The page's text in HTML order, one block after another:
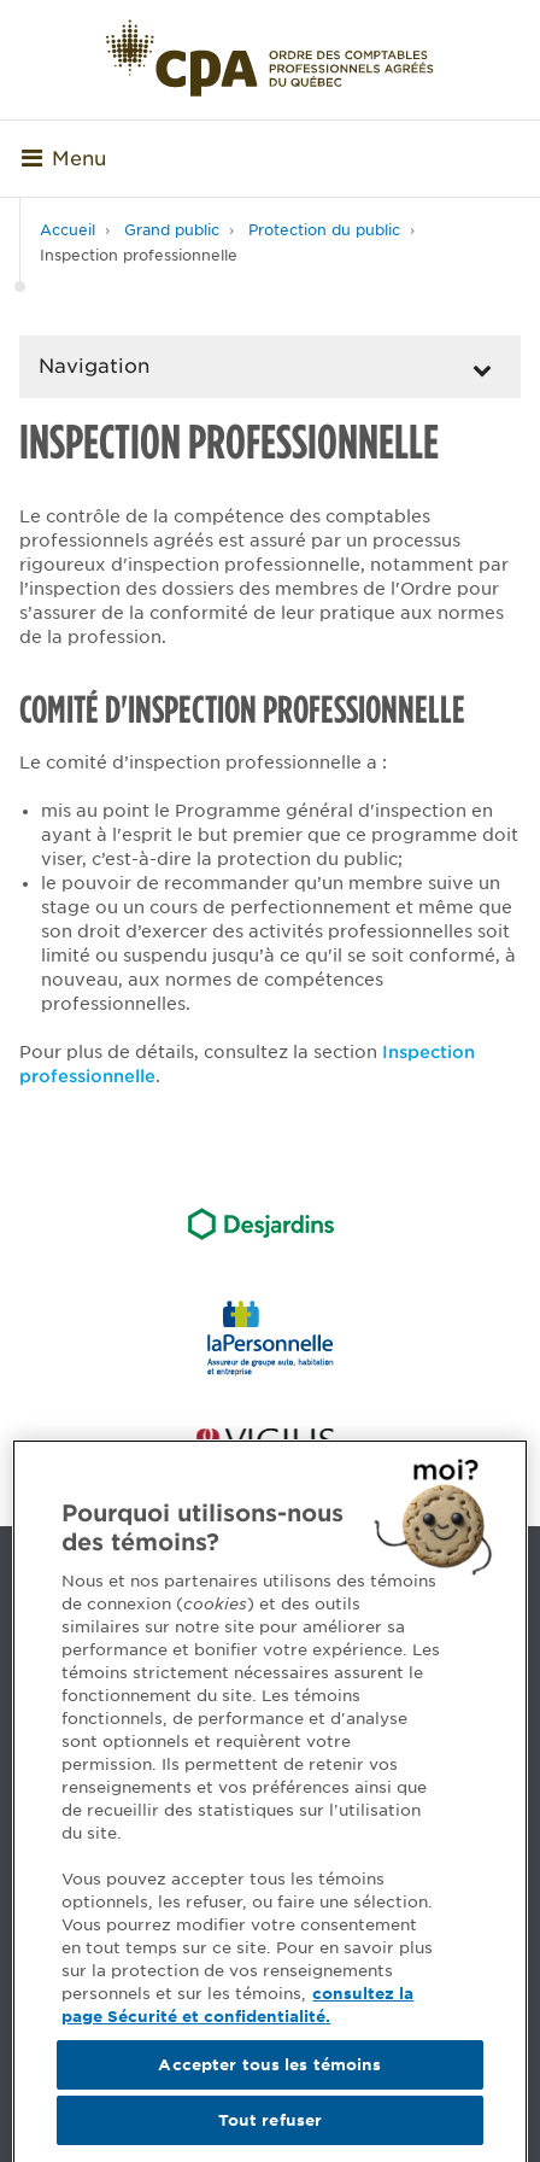
Menu
Accueil Grand public
Protection du public
Inspection professionnelle
Navigation
INSPECTION PROFESSIONNELLE
Le contrôle de la compétence des comptables
professionnels agréés est assuré par un processus
rigoureux d'inspection professionnelle, notamment par
l’inspection des dossiers des membres de l'Ordre pour
s’assurer de la conformité de leur pratique aux normes
de la profession.
COMITÉ D'INSPECTION PROFESSIONNELLE
Le comité d’inspection professionnelle a :
mis au point le Programme général d'inspection en
ayant à l'esprit le but premier que ce programme doit
viser, c’est-à-dire la protection du public;
le pouvoir de recommander qu’un membre suive un
stage ou un cours de perfectionnement et même que
son droit d’exercer des activités professionnelles soit
limité ou suspendu jusqu’à ce qu'il se soit conformé, à
nouveau, aux normes de compétences
professionnelles.
Pour plus de détails, consultez la section Inspection
professionnelle.
Nous joindre
5, Place Ville Marie, bureau 800, Montréal (Québec)
H3B 2G2
www.cpaquebec.ca
Des questions? Faites appel à notre équipe >
Envie de mettre de l’Ordre dans votre carrière? Voyez
les postes disponibles >
Facebook - Devenir CPA
Instagram
LinkedIn - CPA
LinkedIn - 20 minutes CPA
LinkedIn - Emploi CPA
TikTok
Commentaires
Sécurité et confidentialité
Conditions générales
Pourquoi utilisons-nous
des témoins?
Nous et nos partenaires utilisons des témoins
de connexion (cookies) et des outils
similaires sur notre site pour améliorer sa
performance et bonifier votre expérience. Les
témoins strictement nécessaires assurent le
fonctionnement du site. Les témoins
fonctionnels, de performance et d'analyse
sont optionnels et requièrent votre
permission. Ils permettent de retenir vos
renseignements et vos préférences ainsi que
de recueillir des statistiques sur l'utilisation
du site.
Vous pouvez accepter tous les témoins
optionnels, les refuser, ou faire une sélection.
Vous pourrez modifier votre consentement
en tout temps sur ce site. Pour en savoir plus
sur la protection de vos renseignements
personnels et sur les témoins, consultez la
page Sécurité et confidentialité.
Tout refuser
Accepter tous les témoins